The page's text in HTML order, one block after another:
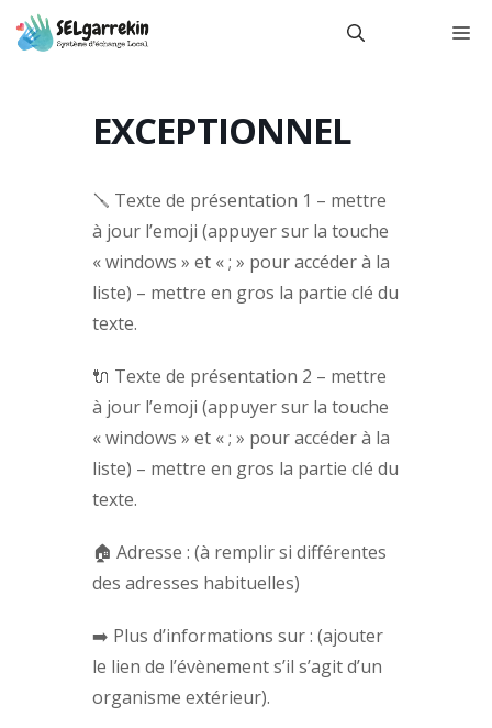
Aller
au
EXCEPTIONNEL
🪛 Texte de présentation 1 – mettre
à jour l’emoji (appuyer sur la touche
« windows » et « ; » pour accéder à la
liste) – mettre en gros la partie clé du
texte.
🔌 Texte de présentation 2 – mettre
à jour l’emoji (appuyer sur la touche
« windows » et « ; » pour accéder à la
liste) – mettre en gros la partie clé du
texte.
🏠 Adresse : (à remplir si différentes
des adresses habituelles)
➡️ Plus d’informations sur : (ajouter
le lien de l’évènement s’il s’agit d’un
organisme extérieur).